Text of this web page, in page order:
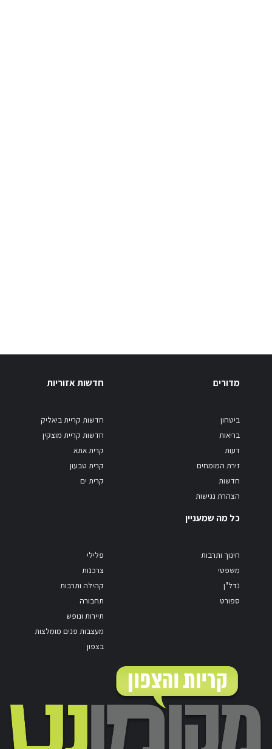
מדורים
ביטחון
בריאות
דעות
זירת המומחים
חדשות
הצהרת נגישות
חדשות אזוריות
חדשות קריית ביאליק
חדשות קריית מוצקין
קרית אתא
קרית טבעון
קרית ים
כל מה שמעניין
חינוך ותרבות
משפטי
נדל"ן
ספורט
פלילי
צרכנות
קהילה ותרבות
תחבורה
תיירות ונופש
מעצבות פנים מומלצות
בצפון